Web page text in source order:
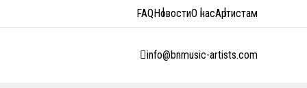
FAQНовостиО насАртистам
info@bnmusic-artists.com